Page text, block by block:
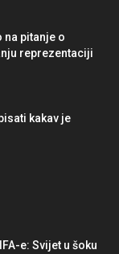
pitanje o
reprezentaciji
kakav je
e: Svijet u šoku